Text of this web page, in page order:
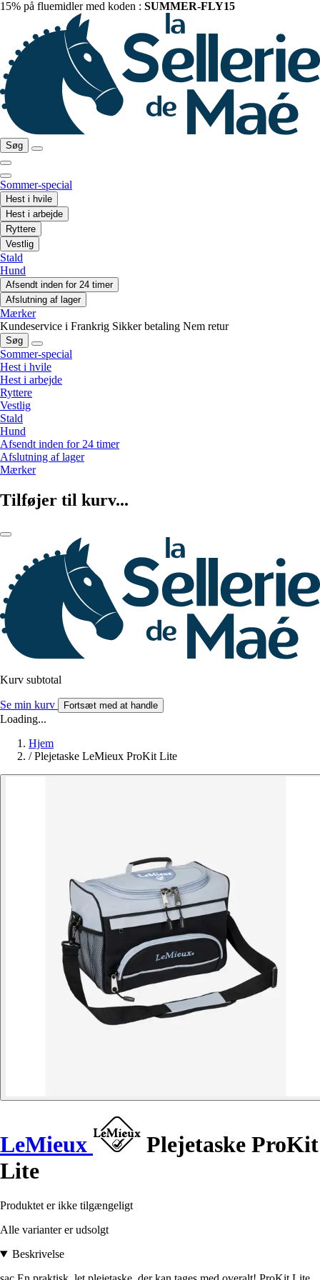
15% på fluemidler med koden : SUMMER-FLY15
Søg
Sommer-special
Hest i hvile
Hest i arbejde
Ryttere
Vestlig
Stald
Hund
Afsendt inden for 24 timer
Afslutning af lager
Mærker
Kundeservice i Frankrig Sikker betaling Nem retur
Søg
Sommer-special
Hest i hvile
Hest i arbejde
Ryttere
Vestlig
Stald
Hund
Afsendt inden for 24 timer
Afslutning af lager
Mærker
Tilføjer til kurv...
Kurv subtotal
Se min kurv Fortsæt med at handle
Loading...
Hjem
/ Plejetaske LeMieux ProKit Lite
LeMieux
Plejetaske ProKit
Lite
Produktet er ikke tilgængeligt
Alle varianter er udsolgt
Beskrivelse